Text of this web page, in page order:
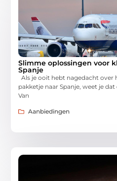
Slimme oplossingen voor
Spanje
Als je ooit hebt nagedacht over
pakketje naar Spanje, weet je
Van
Aanbiedingen